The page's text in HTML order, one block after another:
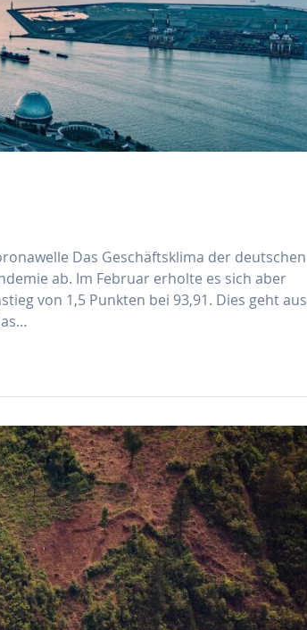
Das Geschäftsklima der deutschen
ab. Im Februar erholte es sich aber
von 1,5 Punkten bei 93,91. Dies geht aus